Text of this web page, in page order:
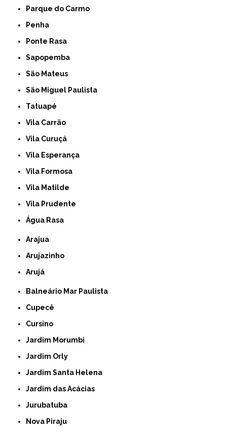
Parque do Carmo
Penha
Ponte Rasa
Sapopemba
São Mateus
São Miguel Paulista
Tatuapé
Vila Carrão
Vila Curuçá
Vila Esperança
Vila Formosa
Vila Matilde
Vila Prudente
Água Rasa
Arajua
Arujazinho
Arujá
Balneário Mar Paulista
Cupecê
Cursino
Jardim Morumbi
Jardim Orly
Jardim Santa Helena
Jardim das Acácias
Jurubatuba
Nova Piraju